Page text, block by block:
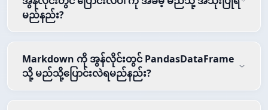
မည်နည်း?
Markdown ကို အွန်လိုင်းတွင် PandasDataFrame
သို့ မည်သို့ပြောင်းလဲရမည်နည်း?